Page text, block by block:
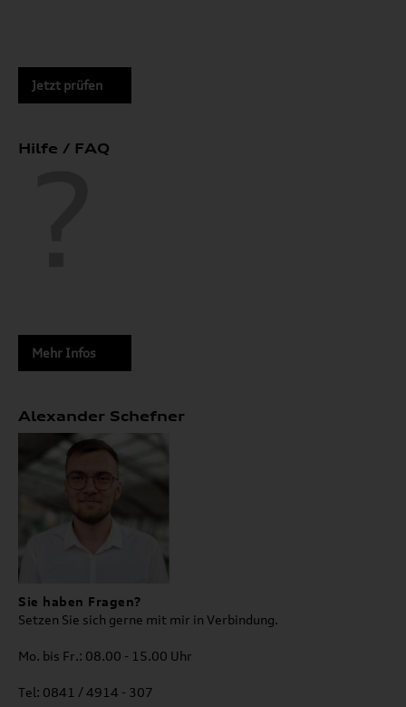
Jetzt prüfen
Hilfe / FAQ
Mehr Infos
Alexander Schefner
Sie haben Fragen?
Setzen Sie sich gerne mit mir in Verbindung.
Mo. bis Fr.: 08.00 - 15.00 Uhr
Tel: 0841 / 4914 - 307